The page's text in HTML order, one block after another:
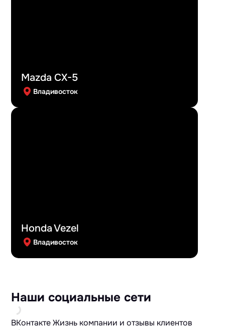
Mazda CX-5
Владивосток
Honda Vezel
Владивосток
Наши социальные сети
ВКонтактеЖизнь компании и отзывы клиентов